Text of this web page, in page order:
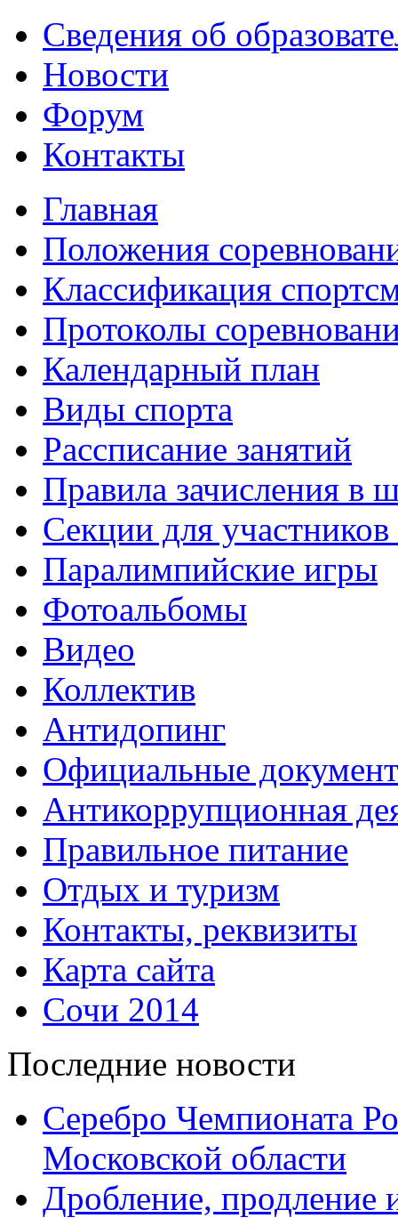
Сведения об
Новости
Форум
Контакты
Главная
Положения
Классификация
Протоколы
Календарный план
Виды спорта
Рассписание занятий
Правила зачисления в
Секции для
Паралимпийские игры
Фотоальбомы
Видео
Коллектив
Антидопинг
Официальные
Антикоррупционная
Правильное питание
Отдых и туризм
Контакты, реквизиты
Карта сайта
Сочи 2014
Последние новости
Серебро Чемпионата
Московской области
Дробление, продление